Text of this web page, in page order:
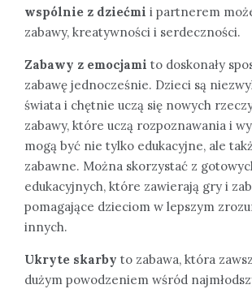
wspólnie z dziećmi i partnerem
zabawy, kreatywności i serdeczności.
Zabawy z emocjami to doskonały
zabawę jednocześnie. Dzieci są
świata i chętnie uczą się nowych
zabawy, które uczą rozpoznawania i
mogą być nie tylko edukacyjne, ale
zabawne. Można skorzystać z
edukacyjnych, które zawierają gry i
pomagające dzieciom w lepszym
innych.
Ukryte skarby to zabawa, która
dużym powodzeniem wśród